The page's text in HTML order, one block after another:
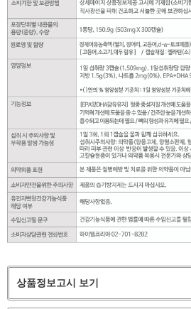
상품정보고시 보기